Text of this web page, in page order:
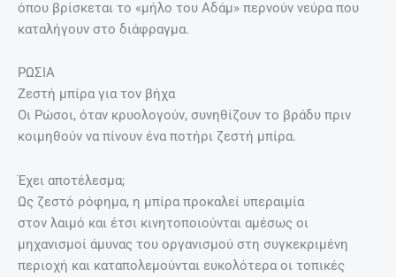
όπου βρίσκεται το «μήλο του Αδάμ» περνούν νεύρα που
καταλήγουν στο διάφραγμα.
ΡΩΣΙΑ
Ζεστή μπίρα για τον βήχα
Οι Ρώσοι, όταν κρυολογούν, συνηθίζουν το βράδυ πριν
κοιμηθούν να πίνουν ένα ποτήρι ζεστή μπίρα.
Έχει αποτέλεσμα;
Ως ζεστό ρόφημα, η μπίρα προκαλεί υπεραιμία
στον λαιμό και έτσι κινητοποιούνται αμέσως οι
μηχανισμοί άμυνας του οργανισμού στη συγκεκριμένη
περιοχή και καταπολεμούνται ευκολότερα οι τοπικές